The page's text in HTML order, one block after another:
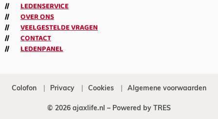
LEDENSERVICE
OVER ONS
VEELGESTELDE VRAGEN
CONTACT
LEDENPANEL
Colofon Privacy Cookies Algemene voorwaarden
© 2026 ajaxlife.nl – Powered by TRES